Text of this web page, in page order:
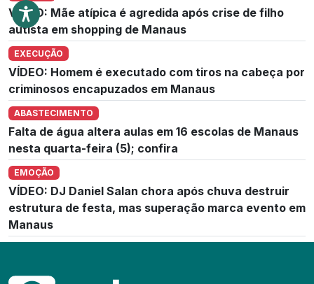
VÍDEO: Mãe atípica é agredida após crise de filho
autista em shopping de Manaus
EXECUÇÃO
VÍDEO: Homem é executado com tiros na cabeça por
criminosos encapuzados em Manaus
ABASTECIMENTO
Falta de água altera aulas em 16 escolas de Manaus
nesta quarta-feira (5); confira
EMOÇÃO
VÍDEO: DJ Daniel Salan chora após chuva destruir
estrutura de festa, mas superação marca evento em
Manaus